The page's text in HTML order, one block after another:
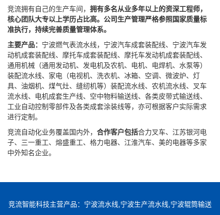
竞流拥有自己的生产车间， 拥有多名从业多年以上的资深工程师，
核心团队大专以上学历占比高。公司生产管理严格参照国家质量标
准执行，持续完善质量管理体系。
主要产品： 宁波燃气表流水线，宁波汽车成套装配线、宁波汽车发
动机成套装配线、摩托车成套装配线、摩托车发动机成套装配线、
通用机械（通用发动机、发电机及农机、电机、电焊机、水泵等）
装配流水线、家电（电视机、洗衣机、冰箱、空调、微波炉、灯
具、油烟机、煤气灶、缝纫机等）装配流水线、农机流水线、叉车
流水线、电机成套生产线、空中物料输送线、各类皮带式输送线、
工业自动控制零部件及各类成套涂装线等，亦可根据客户实际需求
进行定制。
竞流自动化业务覆盖国内外， 合作客户包括合力叉车、江苏银河电
子、三一重工、熔盛重工、格力电器、江淮汽车、美的电器等多家
中外知名企业。
竞流智能科技主营产品：宁波流水线,宁波生产流水线,宁波辊筒输送